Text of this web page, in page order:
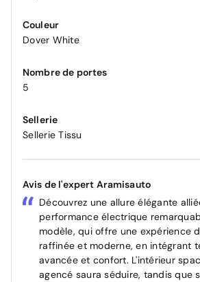
Couleur
Dover White
Nombre de portes
5
Sellerie
Sellerie Tissu
Avis de l'expert Aramisauto
Découvrez une allure élégante
performance électrique
modèle, qui offre une expérience
raffinée et moderne, en intégrant
avancée et confort. L'intérieur
agencé saura séduire, tandis que